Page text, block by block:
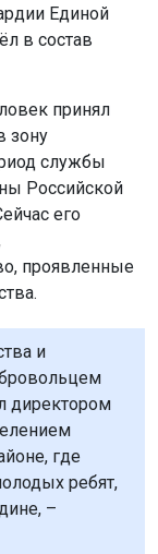
Единой
в состав
принял
зону
службы
Российской
его
проявленные
и
директором
где
ребят,
–